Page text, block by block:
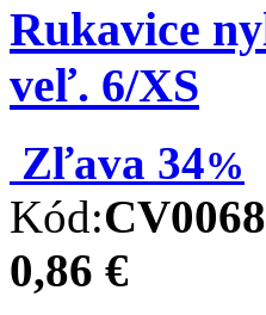
Rukavice
veľ. 6/XS
Zľava 34%
Kód:
0,86 €